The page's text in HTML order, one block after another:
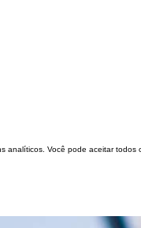
analíticos. Você pode aceitar